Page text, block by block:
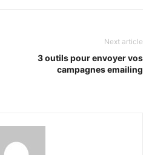
Next article
3 outils pour envoyer vos
campagnes emailing